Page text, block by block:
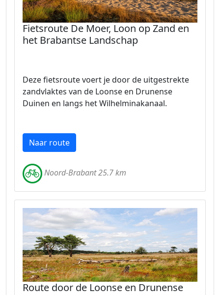
Fietsroute De Moer, Loon op Zand en
het Brabantse Landschap
Deze fietsroute voert je door de uitgestrekte
zandvlaktes van de Loonse en Drunense
Duinen en langs het Wilhelminakanaal.
Naar route
Noord-Brabant 25.7 km
Route door de Loonse en Drunense